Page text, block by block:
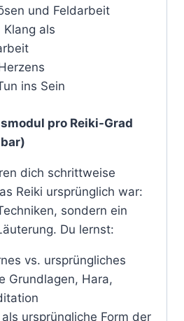
und Feldarbeit
als
ins Sein
pro Reiki-Grad
dich schrittweise
Reiki ursprünglich war:
sondern ein
Du lernst:
vs. ursprüngliches
Grundlagen, Hara,
als ursprüngliche Form der